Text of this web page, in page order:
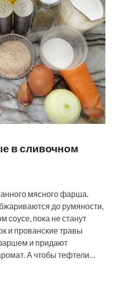
в сливочном
мясного фарша.
до румяности,
соусе, пока не станут
и прованские травы
и придают
А чтобы тефтели…